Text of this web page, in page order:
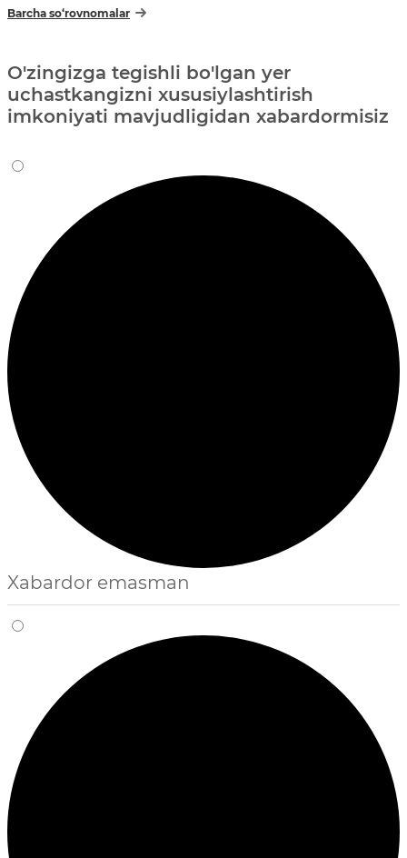
Barcha so‘rovnomalar
O'zingizga tegishli bo'lgan yer
uchastkangizni xususiylashtirish
imkoniyati mavjudligidan xabardormisiz
Xabardor emasman